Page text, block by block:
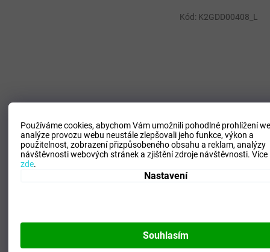
Používáme cookies, abychom Vám umožnili pohodlné prohlížení
analýze provozu webu neustále zlepšovali jeho funkce, výkon a
použitelnost, zobrazení přizpůsobeného obsahu a reklam, analýzy
návštěvnosti webových stránek a zjištění zdroje návštěvnosti.
zde.
Nastavení
Souhlasím
WILD WIND
SKLADEM - Doručení 3-6 dní(>5 ks)
Kód: K2GDD00408_L